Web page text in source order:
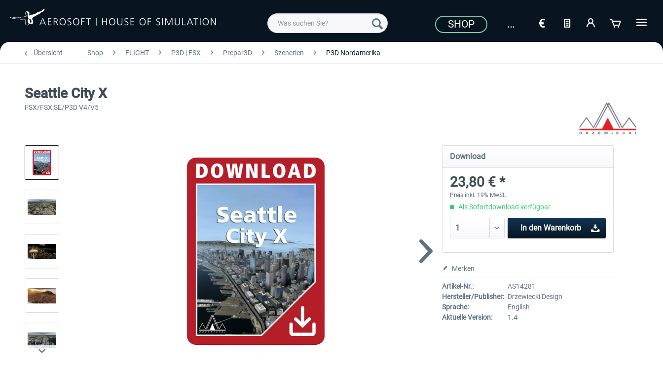
SHOP
Übersicht Shop FLIGHT P3D | FSX Prepar3D Szenerien P3D Nordamerika
Seattle City X
FSX/FSX:SE/P3D V4/V5
Download
23,80 € *
Preis inkl. 19% MwSt.
Als Sofortdownload verfügbar
In den Warenkorb
Merken
Artikel-Nr.:
AS14281
Hersteller/Publisher: Drzewiecki Design
Sprache:
English
Aktuelle Version:
1.4